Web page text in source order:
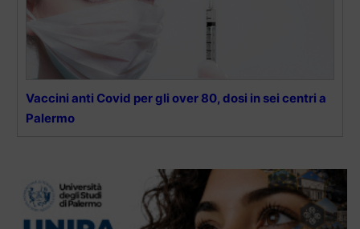
Vaccini anti Covid per gli over 80, dosi in sei centri a
Palermo